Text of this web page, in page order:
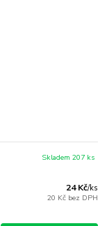
24 Kč/ks
20 Kč bez DPH
Skladem 207 ks